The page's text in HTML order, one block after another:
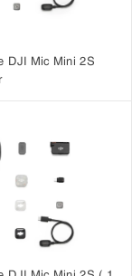
DJI Mic Mini 2S